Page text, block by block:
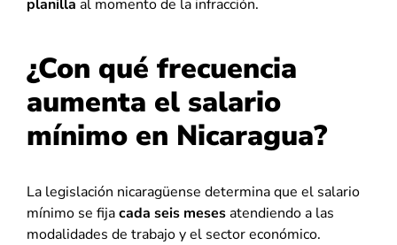
planilla al momento de la infracción.
¿Con qué frecuencia
aumenta el salario
mínimo en Nicaragua?
La legislación nicaragüense determina que el salario
mínimo se fijacada seis mesesatendiendo a las
modalidades de trabajo y el sector económico.